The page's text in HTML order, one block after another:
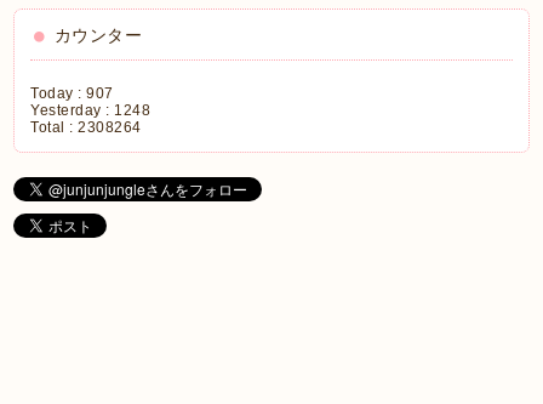
カウンター
Today :907
Yesterday : 1248
Total :2308264